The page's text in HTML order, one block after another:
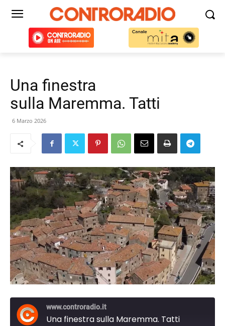
Una finestra
sulla Maremma. Tatti
6 Marzo 2026
www.controradio.it
Una finestra sulla Maremma. Tatti